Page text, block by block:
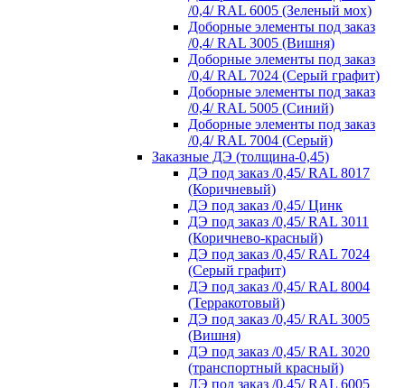
/0,4/ RAL 6005 (Зеленый мох)
Доборные элементы под заказ
/0,4/ RAL 3005 (Вишня)
Доборные элементы под заказ
/0,4/ RAL 7024 (Серый графит)
Доборные элементы под заказ
/0,4/ RAL 5005 (Синий)
Доборные элементы под заказ
/0,4/ RAL 7004 (Серый)
Заказные ДЭ (толщина-0,45)
ДЭ под заказ /0,45/ RAL 8017
(Коричневый)
ДЭ под заказ /0,45/ Цинк
ДЭ под заказ /0,45/ RAL 3011
(Коричнево-красный)
ДЭ под заказ /0,45/ RAL 7024
(Серый графит)
ДЭ под заказ /0,45/ RAL 8004
(Терракотовый)
ДЭ под заказ /0,45/ RAL 3005
(Вишня)
ДЭ под заказ /0,45/ RAL 3020
(транспортный красный)
ДЭ под заказ /0,45/ RAL 6005